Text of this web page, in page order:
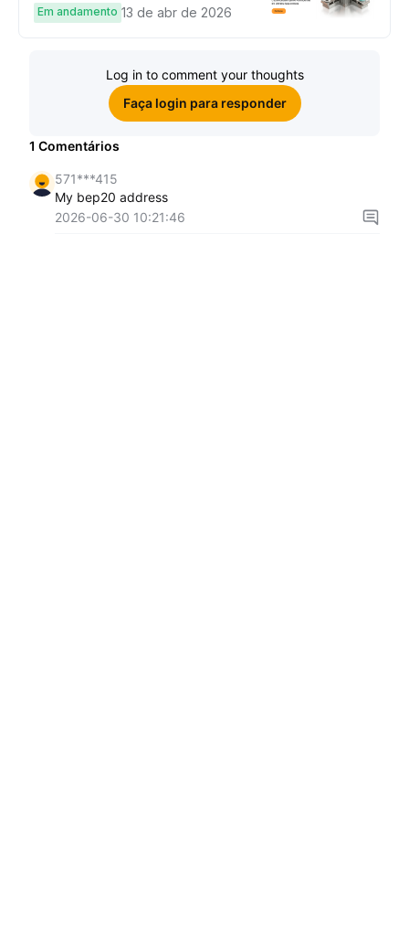
complete tarefas simples e
Em andamento 13 de abr de 2026
Log in to comment your thoughts
Faça login para responder
1 Comentários
571***415
My bep20 address
2026-06-30 10:21:46